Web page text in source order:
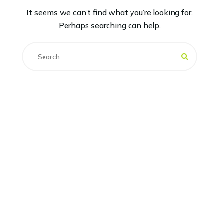
It seems we can’t find what you’re looking for.
Perhaps searching can help.